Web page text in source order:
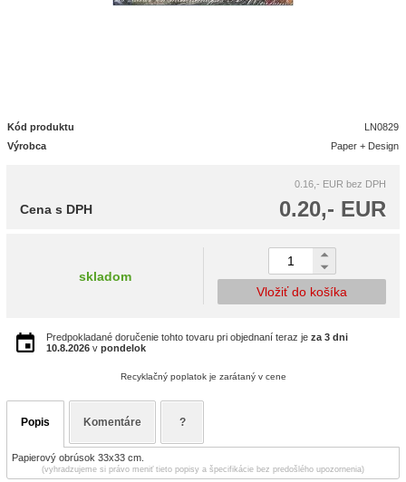
Kód produktu
LN0829
Výrobca
Paper + Design
0.16,- EUR bez DPH
0.20,- EUR
Cena s DPH
skladom
Vložiť do košíka
Predpokladané doručenie tohto tovaru pri objednaní teraz je za 3 dni
10.8.2026 v pondelok
Recyklačný poplatok je zarátaný v cene
Popis Komentáre ?
Papierový obrúsok 33x33 cm.
(vyhradzujeme si právo meniť tieto popisy a špecifikácie bez predošlého upozornenia)